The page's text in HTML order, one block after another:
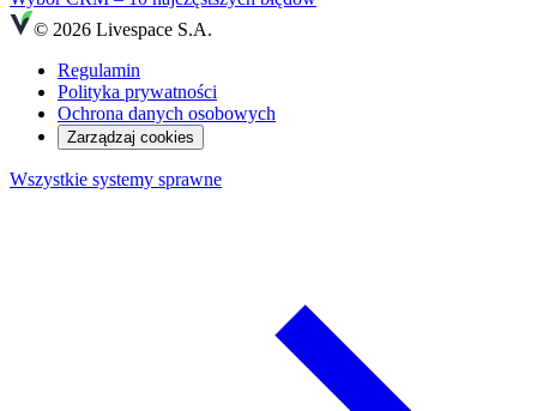
© 2026 Livespace S.A.
Regulamin
Polityka prywatności
Ochrona danych osobowych
Zarządzaj cookies
Wszystkie systemy sprawne